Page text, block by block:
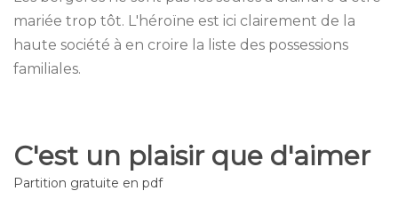
mariée trop tôt. L'héroïne est ici clairement de la
haute société à en croire la liste des possessions
familiales.
C'est un plaisir que d'aimer
Partition gratuite en pdf